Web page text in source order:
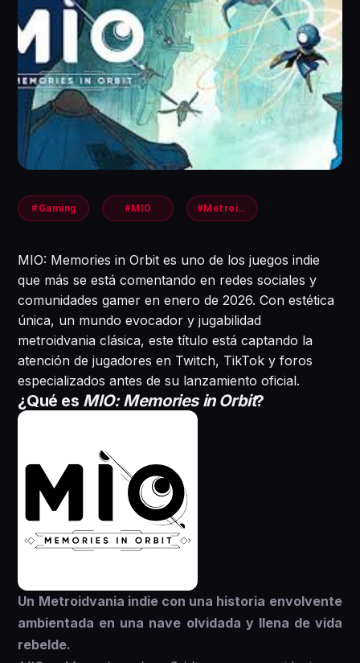
#Gaming #MIO #Metroidvania
MIO: Memories in Orbit es uno de los juegos indie
que más se está comentando en redes sociales y
comunidades gamer en enero de 2026. Con estética
única, un mundo evocador y jugabilidad
metroidvania clásica, este título está captando la
atención de jugadores en Twitch, TikTok y foros
especializados antes de su lanzamiento oficial.
¿Qué es MIO: Memories in Orbit?
Un Metroidvania indie con una historia envolvente
ambientada en una nave olvidada y llena de vida
rebelde.